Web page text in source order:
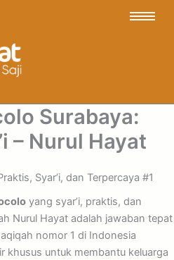
Surabaya:
– Nurul Hayat
Syar’i, dan Terpercaya #1
yang syar’i, praktis, dan
Nurul Hayat adalah jawaban tepat
nomor 1 di Indonesia
khusus untuk membantu keluarga